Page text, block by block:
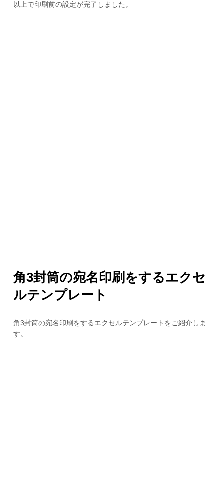
以上で印刷前の設定が完了しました。
角3封筒の宛名印刷をするエクセ
ルテンプレート
角3封筒の宛名印刷をするエクセルテンプレートをご紹介しま
す。